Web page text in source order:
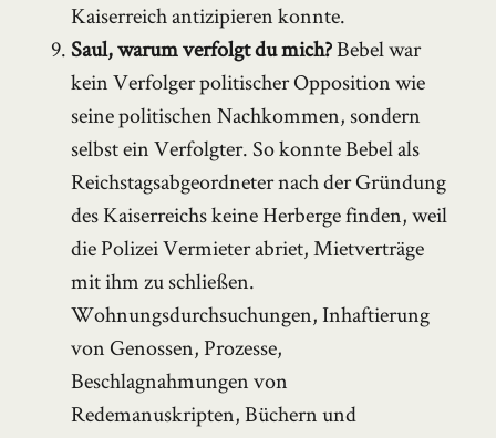
Kaiserreich antizipieren konnte.
Saul, warum verfolgt du mich?Bebel war
kein Verfolger politischer Opposition wie
seine politischen Nachkommen, sondern
selbst ein Verfolgter. So konnte Bebel als
Reichstagsabgeordneter nach der Gründung
des Kaiserreichs keine Herberge finden, weil
die Polizei Vermieter abriet, Mietverträge
mit ihm zu schließen.
Wohnungsdurchsuchungen, Inhaftierung
von Genossen, Prozesse,
Beschlagnahmungen von
Redemanuskripten, Büchern und